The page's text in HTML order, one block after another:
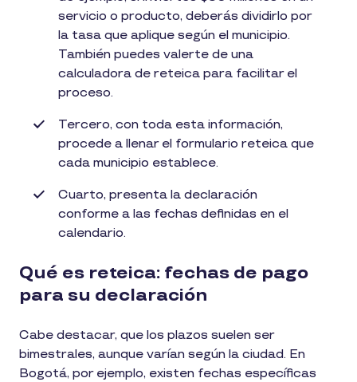
servicio o producto, deberás dividirlo por
la tasa que aplique según el municipio.
También puedes valerte de una
calculadora de reteica para facilitar el
proceso.
Tercero, con toda esta información,
procede a llenar el formulario reteica que
cada municipio establece.
Cuarto, presenta la declaración
conforme a las fechas definidas en el
calendario.
Qué es reteica: fechas de pago
para su declaración
Cabe destacar, que los plazos suelen ser
bimestrales, aunque varían según la ciudad. En
Bogotá, por ejemplo, existen fechas específicas